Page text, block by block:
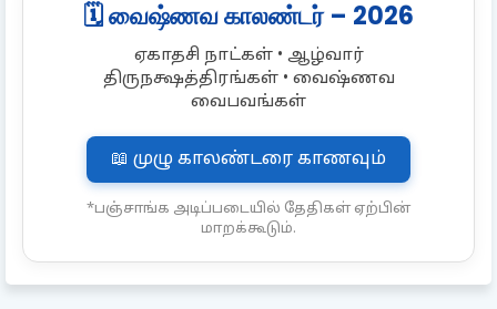
🗓️ வைஷ்ணவ காலண்டர் – 2026
ஏகாதசி நாட்கள் • ஆழ்வார்
திருநக்ஷத்திரங்கள் • வைஷ்ணவ
வைபவங்கள்
📖 முழு காலண்டரை காணவும்
*பஞ்சாங்க அடிப்படையில் தேதிகள் ஏற்பின்
மாறக்கூடும்.